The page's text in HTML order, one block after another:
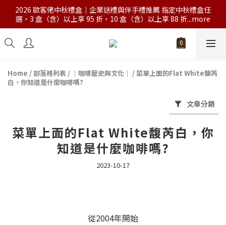
2026 歐客佬中秋禮盒｜企業送禮與伴手禮推薦 指定中秋禮盒任
選，3 盒（含）以上享 95 折，10 盒（含）以上享 88 折...more
Home / 部落格列表 / ｜咖啡歷史與文化｜ /菜單上面的Flat White馥芮
白，你知道是什麼咖啡嗎?
文章分類
菜單上面的Flat White馥芮白，你
知道是什麼咖啡嗎?
2023-10-17
從2004年開始